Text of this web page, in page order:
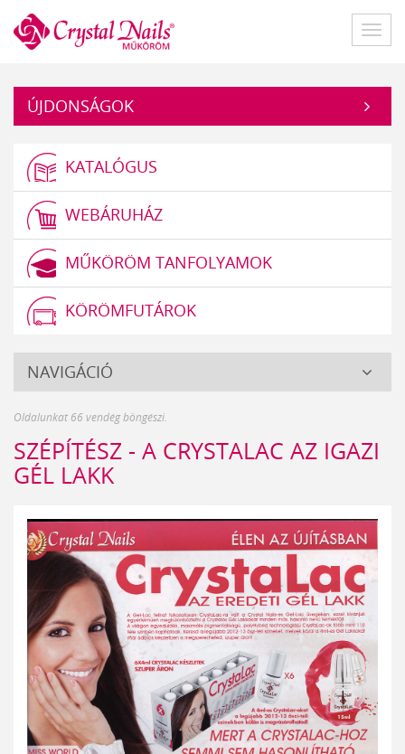
Műköröm
ÚJDONSÁGOK
KATALÓGUS
WEBÁRUHÁZ
MŰKÖRÖM TANFOLYAMOK
KÖRÖMFUTÁROK
Crystal
NAVIGÁCIÓ
Oldalunkat 66 vendég böngészi.
SZÉPÍTÉSZ - A CRYSTALAC AZ IGAZI
GÉL LAKK